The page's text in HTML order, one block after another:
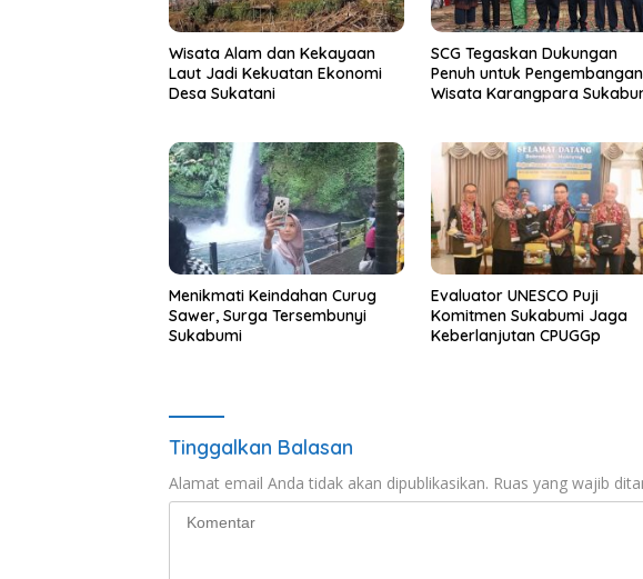
Wisata Alam dan Kekayaan
Laut Jadi Kekuatan Ekonomi
Desa Sukatani
SCG Tegaskan Dukungan
Penuh untuk Pengembangan
Wisata Karangpara
Menikmati Keindahan Curug
Sawer, Surga Tersembunyi
Sukabumi
Evaluator UNESCO Puji
Komitmen Sukabumi Jaga
Keberlanjutan CPUGGp
Tinggalkan Balasan
Alamat email Anda tidak akan dipublikasikan. Ruas yang wajib